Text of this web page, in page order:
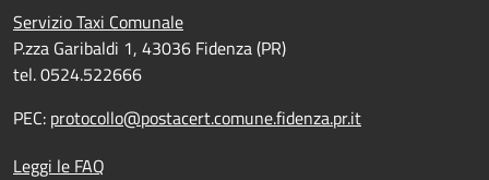
Servizio Taxi Comunale
P.zza Garibaldi 1, 43036 Fidenza (PR)
tel. 0524.522666
PEC: protocollo@postacert.comune.fidenza.pr.it
Leggi le FAQ